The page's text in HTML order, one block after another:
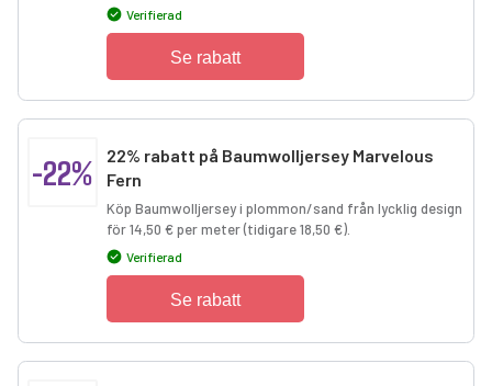
Verifierad
Se rabatt
-22%
22% rabatt på Baumwolljersey Marvelous
Fern
Köp Baumwolljersey i plommon/sand från lycklig design
för 14,50 € per meter (tidigare 18,50 €).
Verifierad
Se rabatt